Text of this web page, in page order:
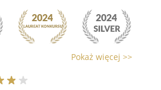
Pokaż więcej >>